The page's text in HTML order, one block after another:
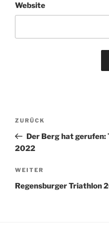
Website
Beitragsnavigation
Vorheriger
Beitrag
ZURÜCK
Der Berg hat
2022
Nächster
Beitrag
WEITER
Regensburger Triathlon